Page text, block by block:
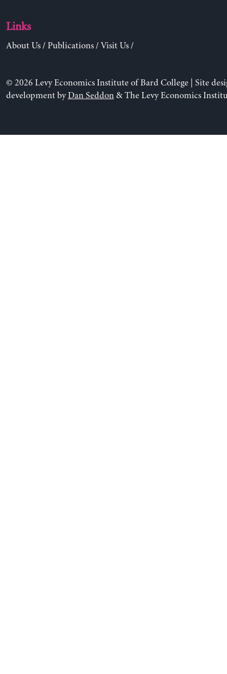
Links
About Us/ Publications/ Visit Us/
© 2026 Levy Economics Institute of Bard College | Site
development byDan Seddon& The Levy Economics